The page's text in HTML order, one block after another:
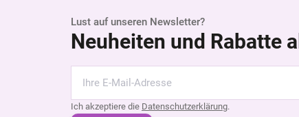
Lust auf unseren Newsletter?
Neuheiten und Rabatte
Ich akzeptiere die Datenschutzerklärung.